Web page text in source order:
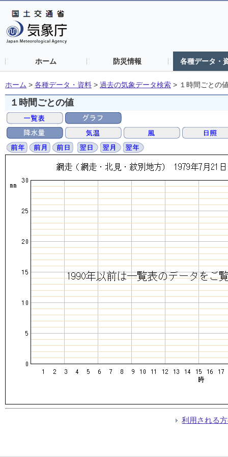
ホーム 防災情報 各種データ・
ホーム > 各種データ・資料 > 過去の気象データ検索 > １時間ごとの
１時間ごとの値
利用される